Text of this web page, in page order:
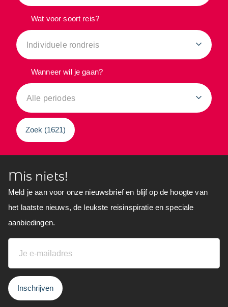
Wat voor soort reis?
Individuele rondreis
Wanneer wil je gaan?
Alle periodes
Zoek (1621)
Mis niets!
Meld je aan voor onze nieuwsbrief en blijf op de hoogte van
het laatste nieuws, de leukste reisinspiratie en speciale
aanbiedingen.
Inschrijven